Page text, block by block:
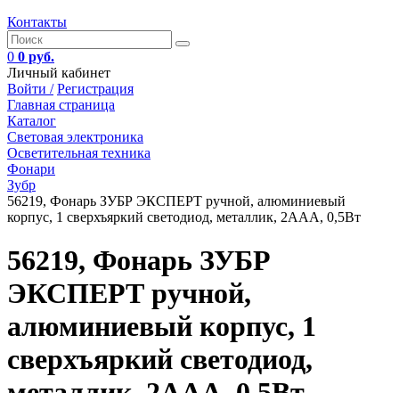
Контакты
0 0 руб.
Личный кабинет
Войти / Регистрация
Главная страница
Каталог
Световая электроника
Осветительная техника
Фонари
Зубр
56219, Фонарь ЗУБР ЭКСПЕРТ ручной, алюминиевый
корпус, 1 сверхъяркий светодиод, металлик, 2ААА, 0,5Вт
56219, Фонарь ЗУБР
ЭКСПЕРТ ручной,
алюминиевый корпус, 1
сверхъяркий светодиод,